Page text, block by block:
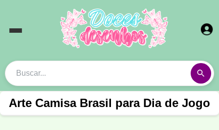
Arte Camisa Brasil para Dia de Jogo